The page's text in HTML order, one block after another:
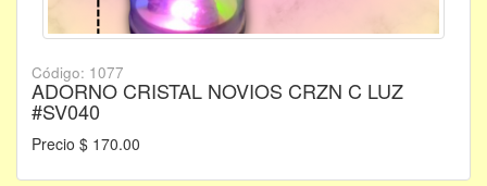
Código: 1077
ADORNO CRISTAL NOVIOS CRZN C LUZ
#SV040
Precio $ 170.00